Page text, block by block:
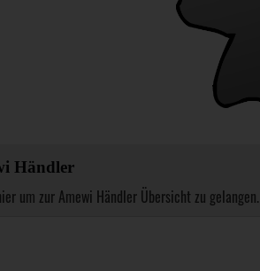
Händler
um zur Amewi Händler Übersicht zu gelangen.